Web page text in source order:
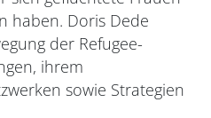
haben. Doris Dede
der Refugee-
ihrem
sowie Strategien